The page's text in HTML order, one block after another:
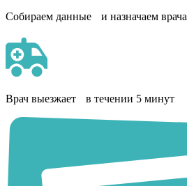
Собираем данные и назначаем врача
Врач выезжает в течении 5 минут